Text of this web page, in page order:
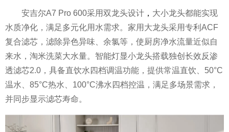
安吉尔A7 Pro 600采用双龙头设计 ， 大小龙头都能实现
水质净化，满足多元化用水需求。家用大龙头采用专利ACF
复合滤芯，滤除异色异味、余氯等，使厨房净水流量近似自
来水，淘米洗菜大水量。智能灯显小龙头搭载独创长效反渗
透滤芯2.0，具备直饮水四档调温功能，提供常温直饮、50°C
温水、85°C热水、100°C沸水四档控温，满足多场景需求，
并同步显示滤芯寿命。